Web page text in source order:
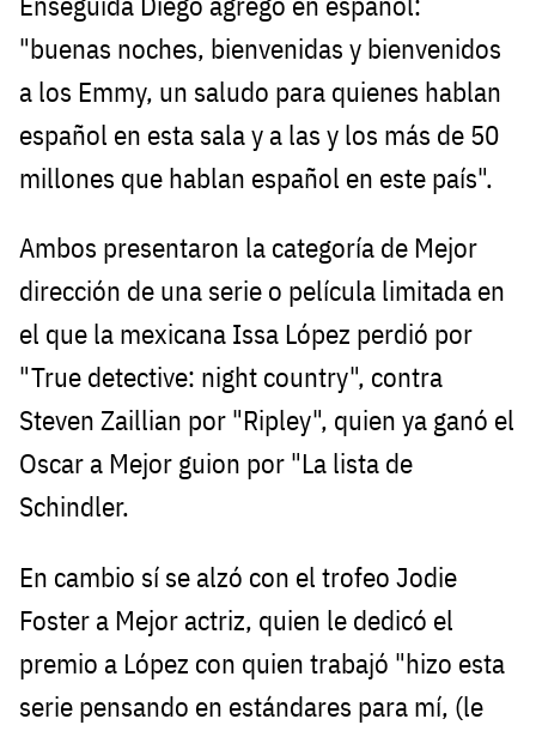
"buenas noches, bienvenidas y bienvenidos
a los Emmy, un saludo para quienes hablan
español en esta sala y a las y los más de 50
millones que hablan español en este país".
Ambos presentaron la categoría de Mejor
dirección de una serie o película limitada en
el que la mexicana Issa López perdió por
"True detective: night country", contra
Steven Zaillian por "Ripley", quien ya ganó el
Oscar a Mejor guion por "La lista de
Schindler.
En cambio sí se alzó con el trofeo Jodie
Foster a Mejor actriz, quien le dedicó el
premio a López con quien trabajó "hizo esta
serie pensando en estándares para mí, (le